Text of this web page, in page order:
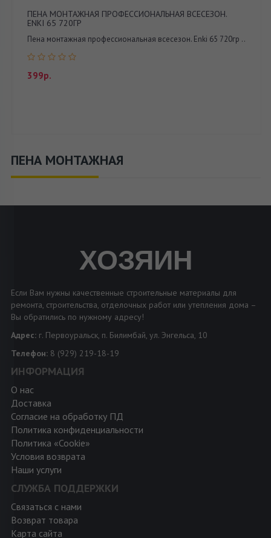
ПЕНА МОНТАЖНАЯ ПРОФЕССИОНАЛЬНАЯ ВСЕСЕЗОН.
ENKI 65 720ГР
Пена монтажная профессиональная всесезон. Enki 65 720гр ..
399р.
ПЕНА МОНТАЖНАЯ
ХОЗЯИН
Если Вам нужны качественные строительные материалы для
ремонта, строительства, отделочных работ или утепления дома –
Вы обратились по нужному адресу!
Адрес: г. Первоуральск, п. Билимбай, ул. Энгельса, 10
Телефон: 8 (929) 219-18-19
ИНФОРМАЦИЯ
О нас
Доставка
Согласие на обработку ПД
Политика конфиденциальности
Политика «Cookie»
Условия возврата
Наши услуги
СЛУЖБА ПОДДЕРЖКИ
Связаться с нами
Возврат товара
Карта сайта